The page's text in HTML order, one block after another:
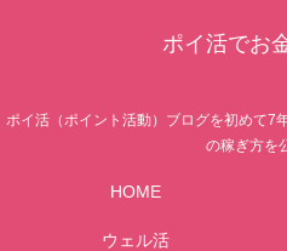
ポイ活でお
ポイ活（ポイント活動）ブログを初めて7
の稼ぎ方を
HOME
ウェル活